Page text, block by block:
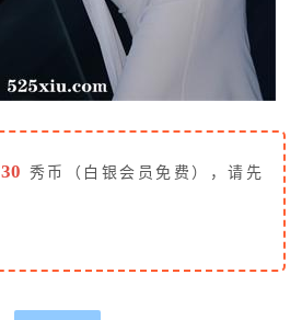
30 秀币（白银会员免费），请先